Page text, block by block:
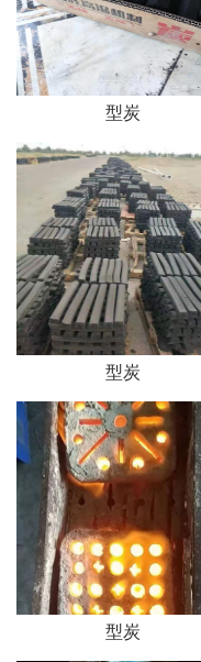
型炭
型炭
型炭